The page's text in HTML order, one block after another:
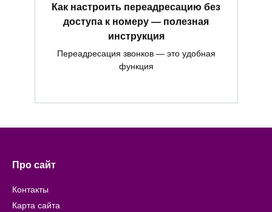
Как настроить переадресацию без
доступа к номеру — полезная
инструкция
Переадресация звонков — это удобная
функция
Про сайт
Контакты
Карта сайта